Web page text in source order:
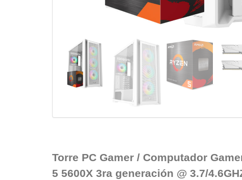
Torre PC Gamer / Computador
5 5600X 3ra generación @ 3.7/